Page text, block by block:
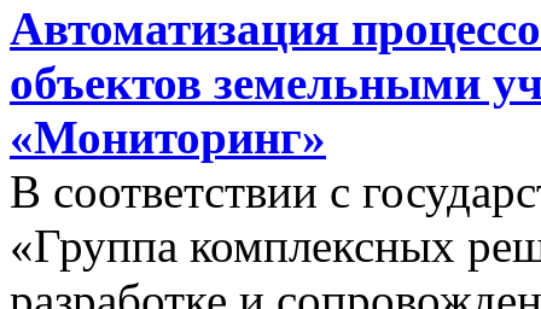
Автоматизация
объектов земельными
«Мониторинг»
В соответствии с
«Группа комплексных